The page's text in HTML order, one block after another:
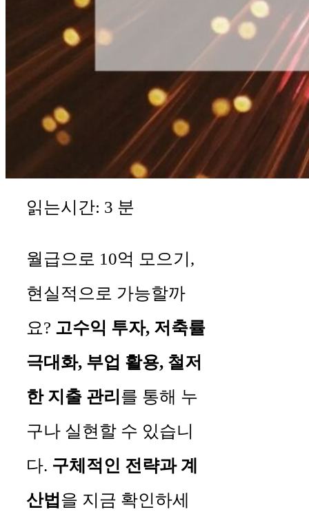
읽는시간: 3 분
월급으로 10억 모으기,
현실적으로 가능할까
요? 고수익 투자, 저축률
극대화, 부업 활용, 철저
한 지출 관리 를 통해 누
구나 실현할 수 있습니
다. 구체적인 전략과 계
산법을 지금 확인하세